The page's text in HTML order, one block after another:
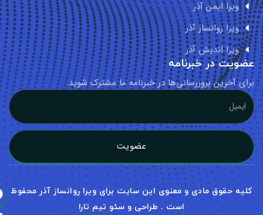
ویرا ایمن آذر
ویرا روانساز آذر
ویرا اندیش آذر
در خبرنامه
آخرین بروزرسانی‌ها در خبرنامه ما مشترک شوید.
عضویت
حقوق مادی و معنوی این سایت برای ویرا روانساز آذر محفوظ
است . طراحی و سئو تیم تارا